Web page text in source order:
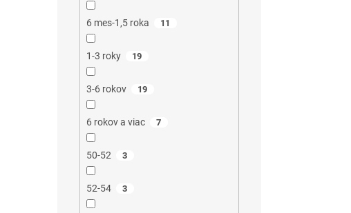
6 mes-1,5 roka 11
1-3 roky 19
3-6 rokov 19
6 rokov a viac 7
50-52 3
52-54 3